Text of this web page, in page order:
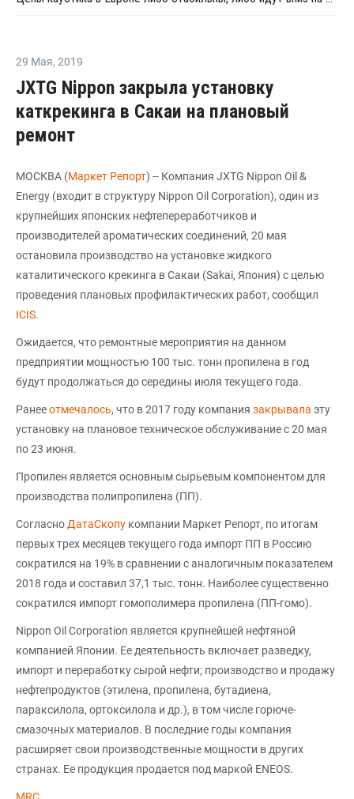
29 Мая, 2019
JXTG Nippon закрыла установку
каткрекинга в Сакаи на плановый
ремонт
МОСКВА (Маркет Репорт) -- Компания JXTG Nippon Oil &
Energy (входит в структуру Nippon Oil Corporation), один из
крупнейших японских нефтепереработчиков и
производителей ароматических соединений, 20 мая
остановила производство на установке жидкого
каталитического крекинга в Сакаи (Sakai, Япония) с целью
проведения плановых профилактических работ, сообщил
ICIS.
Ожидается, что ремонтные мероприятия на данном
предприятии мощностью 100 тыс. тонн пропилена в год
будут продолжаться до середины июля текущего года.
Ранееотмечалось, что в 2017 году компания закрывала эту
установку на плановое техническое обслуживание с 20 мая
по 23 июня.
Пропилен является основным сырьевым компонентом для
производства полипропилена (ПП).
Согласно ДатаСкопу компании Маркет Репорт, по итогам
первых трех месяцев текущего года импорт ПП в Россию
сократился на 19% в сравнении с аналогичным показателем
2018 года и составил 37,1 тыс. тонн. Наиболее существенно
сократился импорт гомополимера пропилена (ПП-гомо).
Nippon Oil Corporation является крупнейшей нефтяной
компанией Японии. Ее деятельность включает разведку,
импорт и переработку сырой нефти; производство и продажу
нефтепродуктов (этилена, пропилена, бутадиена,
параксилола, ортоксилола и др.), в том числе горюче-
смазочных материалов. В последние годы компания
расширяет свои производственные мощности в других
странах. Ее продукция продается под маркой ENEOS.